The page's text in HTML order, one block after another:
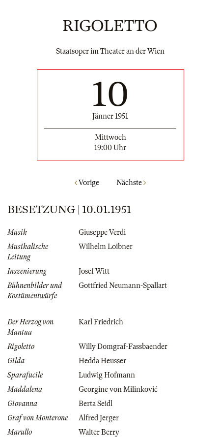
RIGOLETTO
Staatsoper im Theater an der Wien
10
Jänner 1951
Mittwoch
19:00 Uhr
Vorige Nächste
BESETZUNG | 10.01.1951
Musik
Giuseppe Verdi
Musikalische
Leitung
Wilhelm Loibner
Inszenierung
Josef Witt
Bühnenbilder und
Kostümentwürfe
Gottfried Neumann-Spallart
Der Herzog von
Mantua
Karl Friedrich
Rigoletto
Willy Domgraf-Fassbaender
Gilda
Hedda Heusser
Sparafucile
Ludwig Hofmann
Maddalena
Georgine von Milinković
Giovanna
Berta Seidl
Graf von Monterone
Alfred Jerger
Marullo
Walter Berry